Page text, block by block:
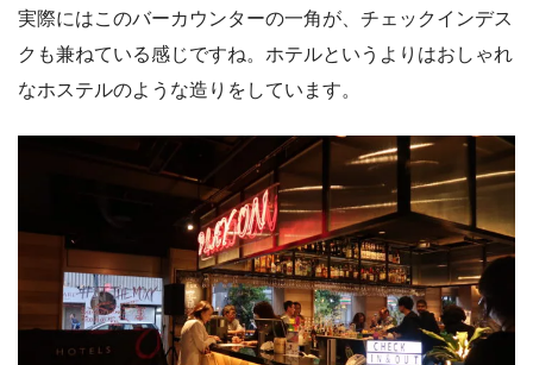
実際にはこのバーカウンターの一角が、チェックインデス
クも兼ねている感じですね。ホテルというよりはおしゃれ
なホステルのような造りをしています。